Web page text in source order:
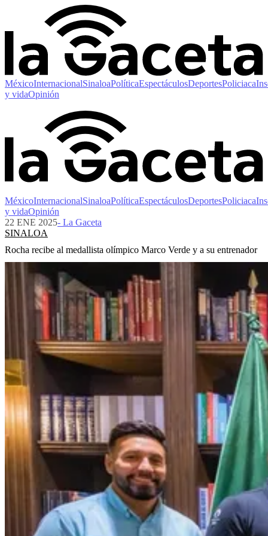
MéxicoInternacionalSinaloaPolíticaEspectáculosDeportesPoliciaca
y vidaOpinión
MéxicoInternacionalSinaloaPolíticaEspectáculosDeportesPoliciaca
y vidaOpinión
22 ENE 2025- La Gaceta
SINALOA
Rocha recibe al medallista olímpico Marco Verde y a su entrenador